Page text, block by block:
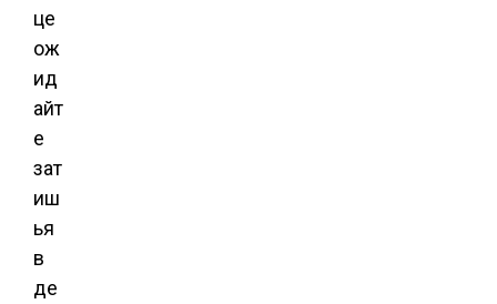
це
ож
ид
айт
е
зат
иш
ья
в
де